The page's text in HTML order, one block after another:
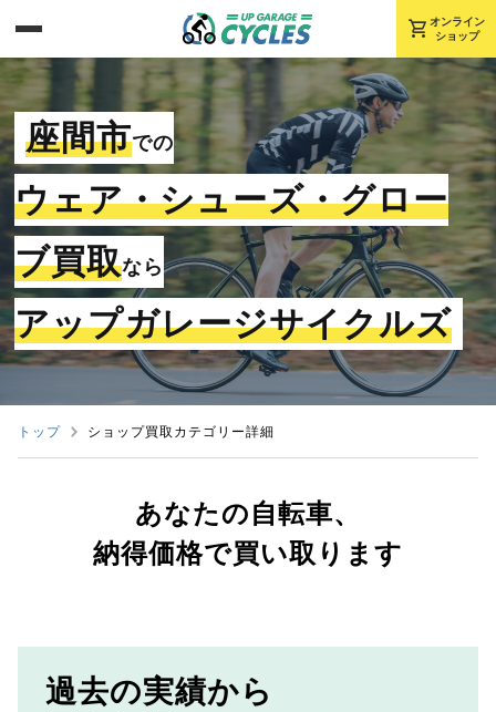
shopping_cart オンライン
ショップ
座間市での
ウェア・シューズ・グロー
ブ買取なら
アップガレージサイクルズ
トップ ショップ買取カテゴリー詳細
あなたの自転車、
納得価格で買い取ります
過去の実績から